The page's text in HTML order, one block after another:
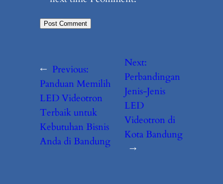
← Previous:
Panduan Memilih
LED Videotron
Terbaik untuk
Kebutuhan Bisnis
Anda di Bandung
Next:
Perbandingan
Jenis-Jenis
LED
Videotron di
Kota Bandung
→